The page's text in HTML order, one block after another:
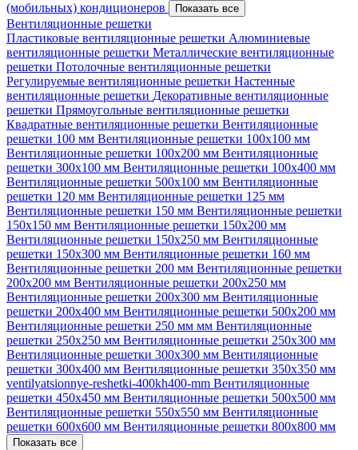
(мобильных) кондиционеров
Показать все
Вентиляционные решетки
Пластиковые вентиляционные решетки Алюминиевые
вентиляционные решетки Металлические вентиляционные
решетки Потолочные вентиляционные решетки
Регулируемые вентиляционные решетки Настенные
вентиляционные решетки Декоративные вентиляционные
решетки Прямоугольные вентиляционные решетки
Квадратные вентиляционные решетки Вентиляционные
решетки 100 мм Вентиляционные решетки 100х100 мм
Вентиляционные решетки 100х200 мм Вентиляционные
решетки 300х100 мм Вентиляционные решетки 100х400 мм
Вентиляционные решетки 500х100 мм Вентиляционные
решетки 120 мм Вентиляционные решетки 125 мм
Вентиляционные решетки 150 мм Вентиляционные решетки
150х150 мм Вентиляционные решетки 150х200 мм
Вентиляционные решетки 150х250 мм Вентиляционные
решетки 150х300 мм Вентиляционные решетки 160 мм
Вентиляционные решетки 200 мм Вентиляционные решетки
200х200 мм Вентиляционные решетки 200х250 мм
Вентиляционные решетки 200х300 мм Вентиляционные
решетки 200х400 мм Вентиляционные решетки 500х200 мм
Вентиляционные решетки 250 мм мм Вентиляционные
решетки 250х250 мм Вентиляционные решетки 250х300 мм
Вентиляционные решетки 300х300 мм Вентиляционные
решетки 300х400 мм Вентиляционные решетки 350х350 мм
ventilyatsionnye-reshetki-400kh400-mm Вентиляционные
решетки 450х450 мм Вентиляционные решетки 500х500 мм
Вентиляционные решетки 550х550 мм Вентиляционные
решетки 600х600 мм Вентиляционные решетки 800х800 мм
Показать все